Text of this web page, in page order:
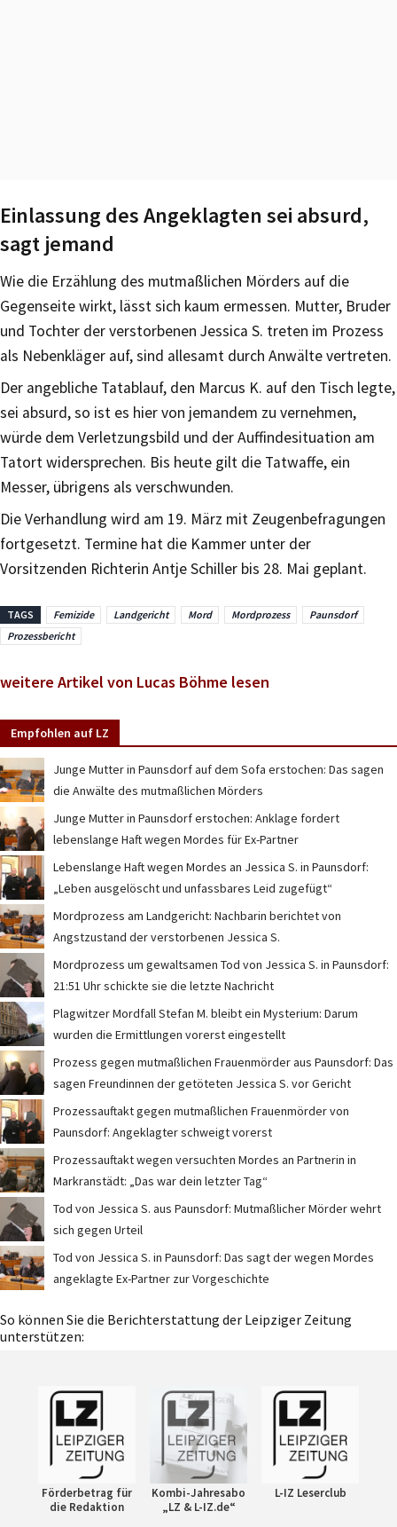
Einlassung des Angeklagten sei absurd,
sagt jemand
Wie die Erzählung des mutmaßlichen Mörders auf die
Gegenseite wirkt, lässt sich kaum ermessen. Mutter, Bruder
und Tochter der verstorbenen Jessica S. treten im Prozess
als Nebenkläger auf, sind allesamt durch Anwälte vertreten.
Der angebliche Tatablauf, den Marcus K. auf den Tisch legte,
sei absurd, so ist es hier von jemandem zu vernehmen,
würde dem Verletzungsbild und der Auffindesituation am
Tatort widersprechen. Bis heute gilt die Tatwaffe, ein
Messer, übrigens als verschwunden.
Die Verhandlung wird am 19. März mit Zeugenbefragungen
fortgesetzt. Termine hat die Kammer unter der
Vorsitzenden Richterin Antje Schiller bis 28. Mai geplant.
TAGS Femizide Landgericht Mord Mordprozess
Paunsdorf
Prozessbericht
weitere Artikel von Lucas Böhme lesen
Empfohlen auf LZ
Junge Mutter in Paunsdorf auf dem Sofa erstochen: Das sagen
die Anwälte des mutmaßlichen Mörders
Junge Mutter in Paunsdorf erstochen: Anklage fordert
lebenslange Haft wegen Mordes für Ex-Partner
Lebenslange Haft wegen Mordes an Jessica S. in Paunsdorf:
„Leben ausgelöscht und unfassbares Leid zugefügt“
Mordprozess am Landgericht: Nachbarin berichtet von
Angstzustand der verstorbenen Jessica S.
Mordprozess um gewaltsamen Tod von Jessica S. in Paunsdorf:
21:51 Uhr schickte sie die letzte Nachricht
Plagwitzer Mordfall Stefan M. bleibt ein Mysterium: Darum
wurden die Ermittlungen vorerst eingestellt
Prozess gegen mutmaßlichen Frauenmörder aus Paunsdorf: Das
sagen Freundinnen der getöteten Jessica S. vor Gericht
Prozessauftakt gegen mutmaßlichen Frauenmörder von
Paunsdorf: Angeklagter schweigt vorerst
Prozessauftakt wegen versuchten Mordes an Partnerin in
Markranstädt: „Das war dein letzter Tag“
Tod von Jessica S. aus Paunsdorf: Mutmaßlicher Mörder wehrt
sich gegen Urteil
Tod von Jessica S. in Paunsdorf: Das sagt der wegen Mordes
angeklagte Ex-Partner zur Vorgeschichte
So können Sie die Berichterstattung der Leipziger Zeitung
unterstützen:
Förderbetrag für
die Redaktion
Kombi-Jahresabo
„LZ & L-IZ.de“
L-IZ Leserclub